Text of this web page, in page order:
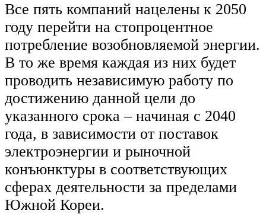
Все пять компаний нацелены к 2050
году перейти на стопроцентное
потребление возобновляемой энергии.
В то же время каждая из них будет
проводить независимую работу по
достижению данной цели до
указанного срока – начиная с 2040
года, в зависимости от поставок
электроэнергии и рыночной
конъюнктуры в соответствующих
сферах деятельности за пределами
Южной Кореи.